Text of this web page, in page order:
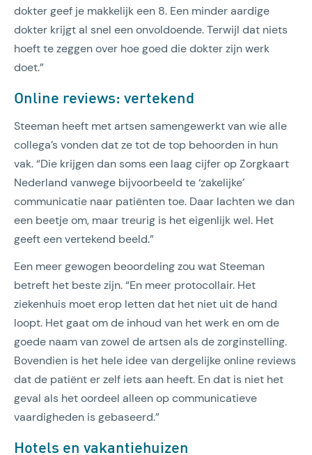
dokter geef je makkelijk een 8. Een minder aardige
dokter krijgt al snel een onvoldoende. Terwijl dat niets
hoeft te zeggen over hoe goed die dokter zijn werk
doet.”
Online reviews: vertekend
Steeman heeft met artsen samengewerkt van wie alle
collega’s vonden dat ze tot de top behoorden in hun
vak. “Die krijgen dan soms een laag cijfer op Zorgkaart
Nederland vanwege bijvoorbeeld te ‘zakelijke’
communicatie naar patiënten toe. Daar lachten we dan
een beetje om, maar treurig is het eigenlijk wel. Het
geeft een vertekend beeld.”
Een meer gewogen beoordeling zou wat Steeman
betreft het beste zijn. “En meer protocollair. Het
ziekenhuis moet erop letten dat het niet uit de hand
loopt. Het gaat om de inhoud van het werk en om de
goede naam van zowel de artsen als de zorginstelling.
Bovendien is het hele idee van dergelijke online reviews
dat de patiënt er zelf iets aan heeft. En dat is niet het
geval als het oordeel alleen op communicatieve
vaardigheden is gebaseerd.”
Hotels en vakantiehuizen